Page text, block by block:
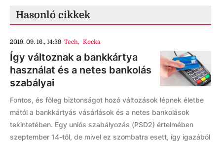
Hasonló cikkek
2019. 09. 16., 14:39 Tech, Kocka
Így változnak a bankkártya
használat és a netes bankolás
szabályai
Fontos, és főleg biztonságot hozó változások lépnek életbe
mától a bankkártyás vásárlások és a netes bankolások
tekintetében. Egy uniós szabályozás (PSD2) értelmében
szeptember 14-től, de mivel ez szombatra esett, így igazából